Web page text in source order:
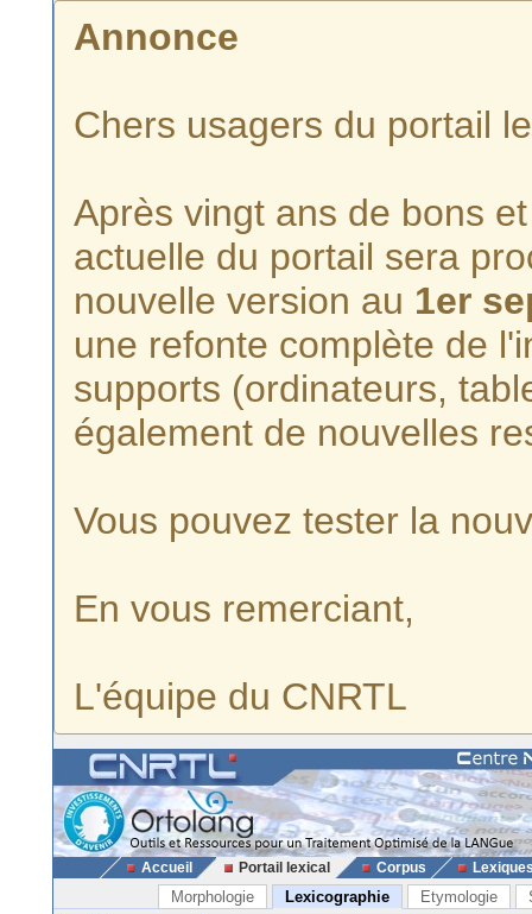
Annonce
Chers usagers du portail
Après vingt ans de bons
actuelle du portail sera
nouvelle version au 1er
une refonte complète de
supports (ordinateurs,
également de nouvelles
Vous pouvez tester la
En vous remerciant,
L'équipe du CNRTL
Accueil Portail lexical Corpus
Morphologie Lexicographie Etymologie